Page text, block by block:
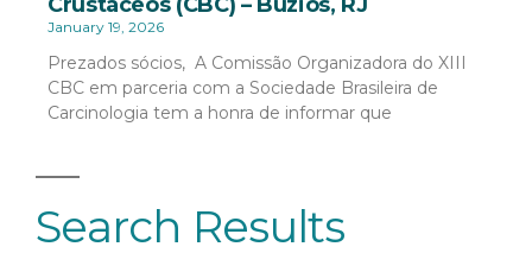
Search Results
January 19, 2026
Prezados sócios, A Comissão Organizadora do XIII
CBC em parceria com a Sociedade Brasileira de
Carcinologia tem a honra de informar que